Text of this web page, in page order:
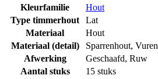
Kleurfamilie
Hout
Type timmerhout
Lat
Materiaal
Hout
Materiaal (detail)
Sparrenhout, Vuren
Afwerking
Geschaafd, Ruw
Aantal stuks
15 stuks